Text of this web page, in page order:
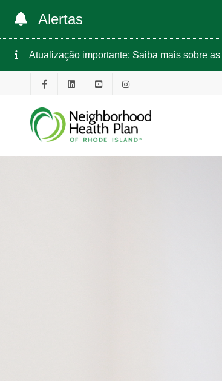
Alertas
Atualização importante: Saiba mais sobre as